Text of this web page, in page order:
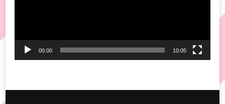
00:00 10:05